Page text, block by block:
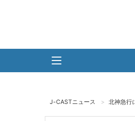
J-CASTニュース 北神急行